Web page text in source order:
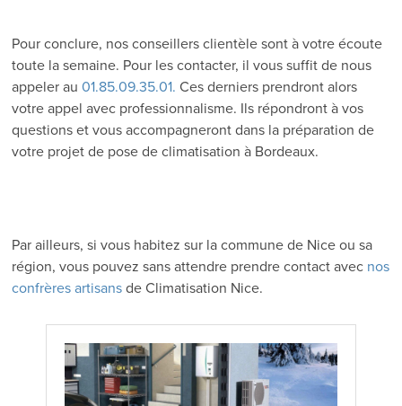
Pour conclure, nos conseillers clientèle sont à votre écoute
toute la semaine. Pour les contacter, il vous suffit de nous
appeler au01.85.09.35.01. Ces derniers prendront alors
votre appel avec professionnalisme. Ils répondront à vos
questions et vous accompagneront dans la préparation de
votre projet de pose de climatisation à Bordeaux.
Par ailleurs, si vous habitez sur la commune de Nice ou sa
région, vous pouvez sans attendre prendre contact avec nos
confrères artisans de Climatisation Nice.